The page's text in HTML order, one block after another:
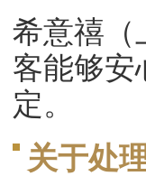
希意禧（
客能够安
定。
关于处